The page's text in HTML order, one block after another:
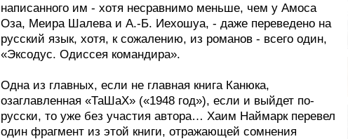
написанного им - хотя несравнимо меньше, чем у Амоса
Оза, Меира Шалева и А.‑Б. Иехошуа, - даже переведено на
русский язык, хотя, к сожалению, из романов - всего один,
«Эксодус. Одиссея командира».
Одна из главных, если не главная книга Канюка,
озаглавленная «ТаШаХ» («1948 год»), если и выйдет по-
русски, то уже без участия автора… Хаим Наймарк перевел
один фрагмент из этой книги, отражающей сомнения